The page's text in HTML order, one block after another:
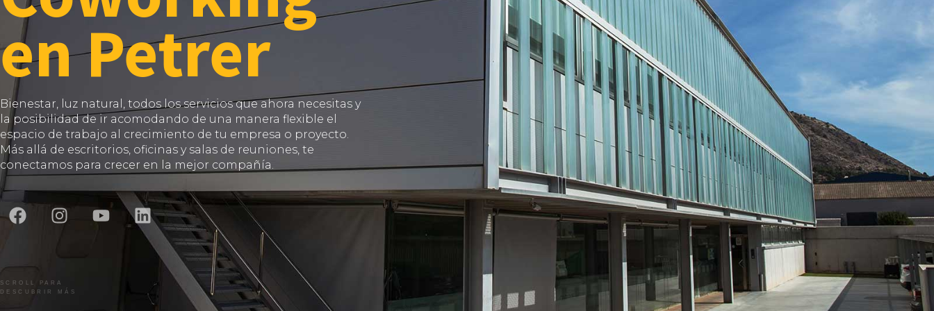
en Petrer
Bienestar, luz natural, todos los servicios que ahora necesitas y
la posibilidad de ir acomodando de una manera flexible el
espacio de trabajo al crecimiento de tu empresa o proyecto.
Más allá de escritorios, oficinas y salas de reuniones, te
conectamos para crecer en la mejor compañía.
SCROLL PARA
DESCUBRIR MÁS